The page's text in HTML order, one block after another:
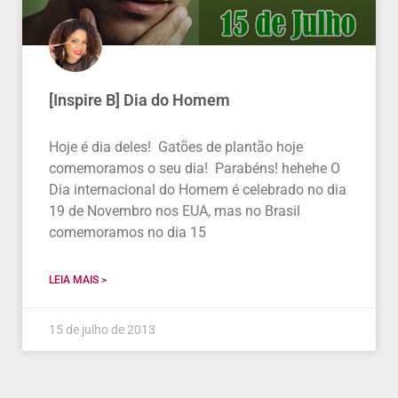
[Inspire B] Dia do Homem
Hoje é dia deles! Gatões de plantão hoje
comemoramos o seu dia! Parabéns! hehehe O
Dia internacional do Homem é celebrado no dia
19 de Novembro nos EUA, mas no Brasil
comemoramos no dia 15
LEIA MAIS >
15 de julho de 2013